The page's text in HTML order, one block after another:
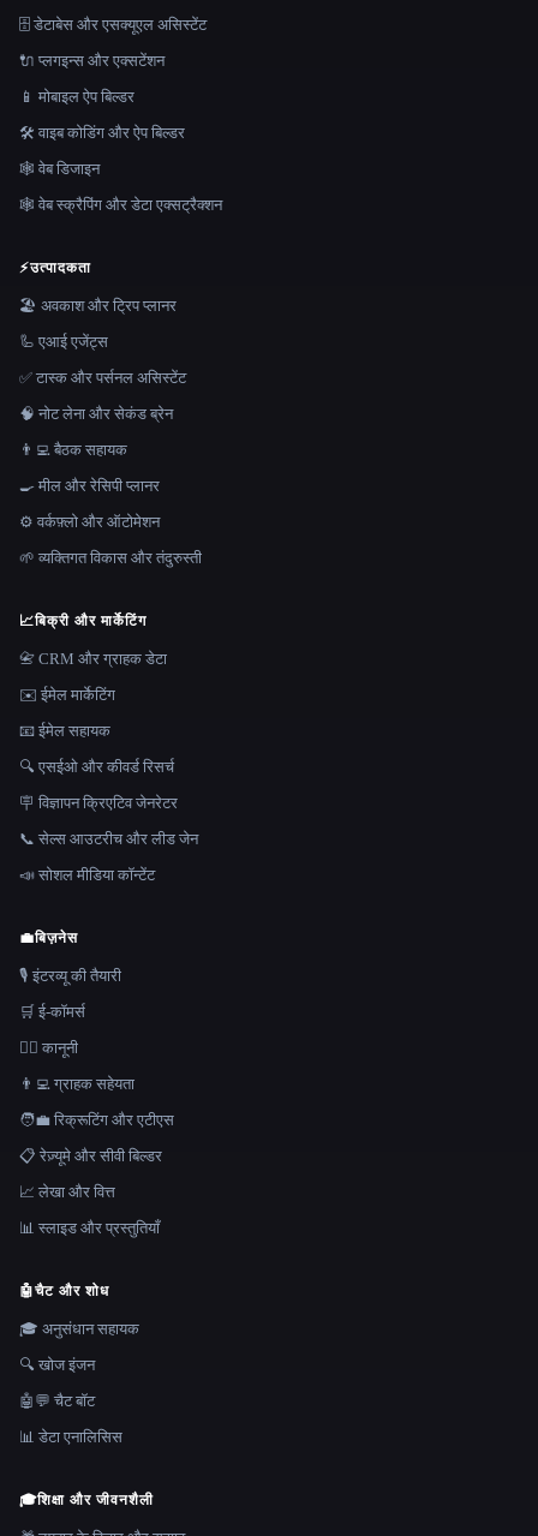
🗄️ डेटाबेस और एसक्यूएल असिस्टेंट
🔌 प्लगइन्स और एक्सटेंशन
📱 मोबाइल ऐप बिल्डर
🛠️ वाइब कोडिंग और ऐप बिल्डर
🕸 वेब डिजाइन
🕸️ वेब स्क्रैपिंग और डेटा एक्सट्रैक्शन
⚡उत्पादकता
🏖 अवकाश और ट्रिप प्लानर
🦾 एआई एजेंट्स
✅ टास्क और पर्सनल असिस्टेंट
🧠 नोट लेना और सेकंड ब्रेन
👨‍💻 बैठक सहायक
🍳 मील और रेसिपी प्लानर
⚙️ वर्कफ़्लो और ऑटोमेशन
🌱 व्यक्तिगत विकास और तंदुरुस्ती
📈बिक्री और मार्केटिंग
📇 CRM और ग्राहक डेटा
✉️ ईमेल मार्केटिंग
📧 ईमेल सहायक
🔍 एसईओ और कीवर्ड रिसर्च
🪧 विज्ञापन क्रिएटिव जेनरेटर
📞 सेल्स आउटरीच और लीड जेन
📣 सोशल मीडिया कॉन्टेंट
💼बिज़नेस
🎙️ इंटरव्यू की तैयारी
🛒 ई-कॉमर्स
👩‍⚖️ कानूनी
👨‍💻 ग्राहक सहेयता
🧑‍💼 रिक्रूटिंग और एटीएस
📋 रेज़्यूमे और सीवी बिल्डर
📈 लेखा और वित्त
📊 स्लाइड और प्रस्तुतियाँ
🤖चैट और शोध
🎓 अनुसंधान सहायक
🔍 खोज इंजन
🤖💬 चैट बॉट
📊 डेटा एनालिसिस
🎓शिक्षा और जीवनशैली